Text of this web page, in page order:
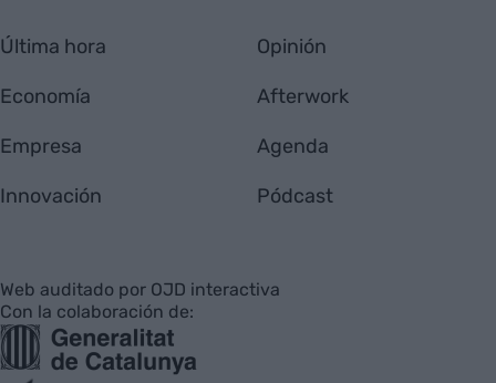
Última hora
Economía
Empresa
Innovación
Opinión
Afterwork
Agenda
Pódcast
Web auditado por OJD interactiva
Con la colaboración de: